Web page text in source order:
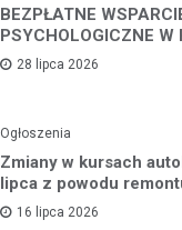
BEZPŁATNE
PSYCHOLOGICZNE W
28 lipca 2026
Ogłoszenia
Zmiany w kursach
lipca z powodu
16 lipca 2026